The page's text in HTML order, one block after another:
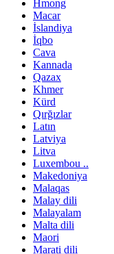
Hmong
Macar
İslandiya
İqbo
Cava
Kannada
Qazax
Khmer
Kürd
Qırğızlar
Latın
Latviya
Litva
Luxembou ..
Makedoniya
Malaqas
Malay dili
Malayalam
Malta dili
Maori
Marati dili